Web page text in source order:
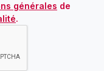
générales de
.